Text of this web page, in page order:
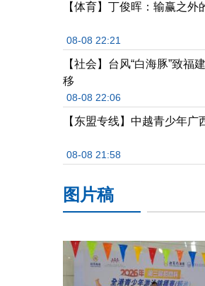
【体育】丁俊晖：输赢之外
08-08 22:21
【社会】台风“白海豚”致福
移
08-08 22:06
【东盟专线】中越青少年广
08-08 21:58
图片稿